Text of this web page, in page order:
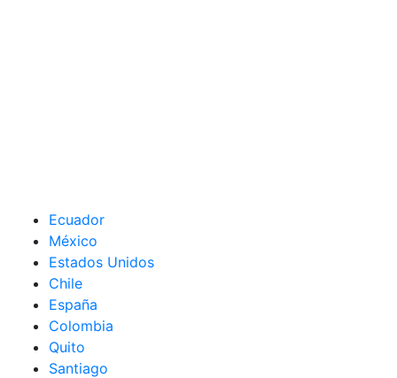
Ecuador
México
Estados Unidos
Chile
España
Colombia
Quito
Santiago